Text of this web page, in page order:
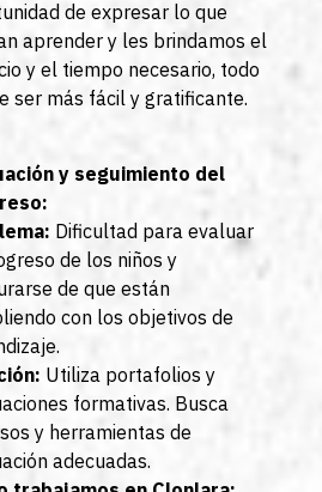
de expresar lo que
aprender y les brindamos el
y el tiempo necesario, todo
ser más fácil y gratificante.
y seguimiento del
Dificultad para evaluar
de los niños y
de que están
con los objetivos de
Utiliza portafolios y
formativas. Busca
y herramientas de
adecuadas.